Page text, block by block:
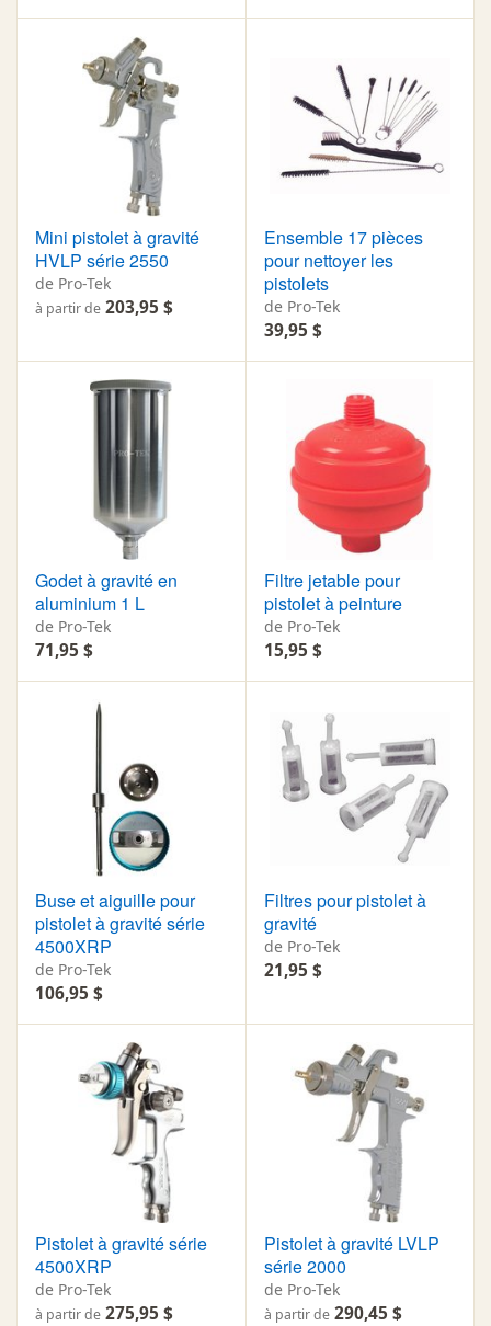
Mini pistolet à gravité
HVLP série 2550
de Pro-Tek
à partir de 203,95 $
Ensemble 17 pièces
pour nettoyer les
pistolets
de Pro-Tek
39,95 $
Godet à gravité en
aluminium 1 L
de Pro-Tek
71,95 $
Filtre jetable pour
pistolet à peinture
de Pro-Tek
15,95 $
Buse et aiguille pour
pistolet à gravité série
4500XRP
de Pro-Tek
106,95 $
Filtres pour pistolet à
gravité
de Pro-Tek
21,95 $
Pistolet à gravité série
4500XRP
de Pro-Tek
à partir de 275,95 $
Pistolet à gravité LVLP
série 2000
de Pro-Tek
à partir de 290,45 $